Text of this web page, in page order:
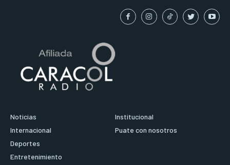
Noticias
Internacional
Deportes
Entretenimiento
Institucional
Puate con nosotros